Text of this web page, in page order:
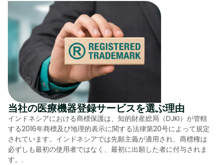
当社の医療機器登録サービスを選ぶ理由
インドネシアにおける商標保護は、知的財産総局（DJKI）が管轄
する2016年商標及び地理的表示に関する法律第20号によって規定
されています。インドネシアでは先願主義が適用され、商標権は
必ずしも最初の使用者ではなく、最初に出願した者に付与されま
す。.